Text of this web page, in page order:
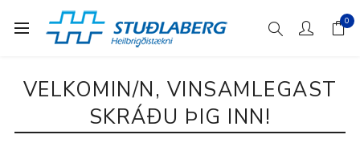
0
VELKOMIN/N, VINSAMLEGAST
SKRÁÐU ÞIG INN!